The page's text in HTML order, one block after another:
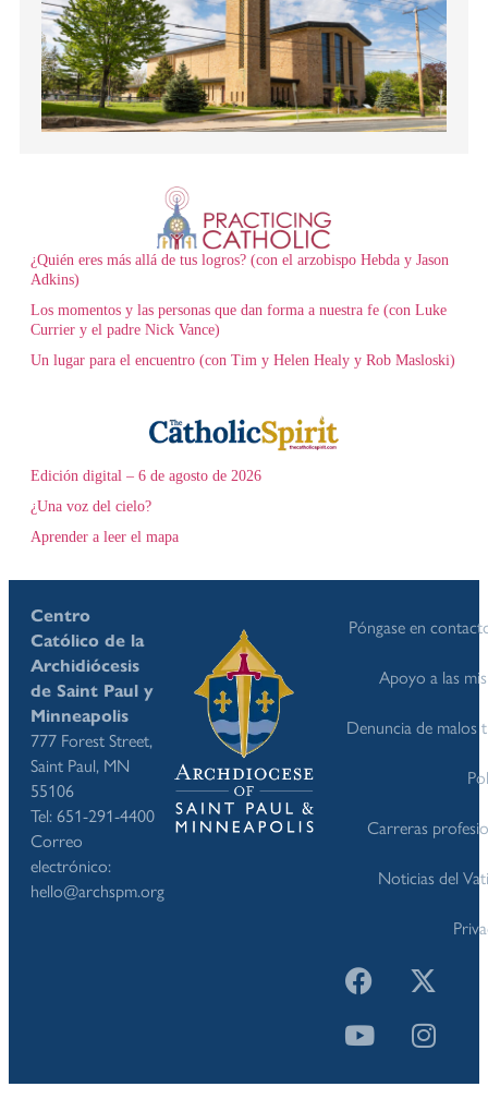
¿Quién eres más allá de tus logros? (con el arzobispo Hebda y Jason
Adkins)
Los momentos y las personas que dan forma a nuestra fe (con Luke
Currier y el padre Nick Vance)
Un lugar para el encuentro (con Tim y Helen Healy y Rob Masloski)
Edición digital – 6 de agosto de 2026
¿Una voz del cielo?
Aprender a leer el mapa
Centro
Católico de la
Archidiócesis
de Saint Paul y
Minneapolis
777 Forest Street,
Saint Paul, MN
55106
Tel: 651-291-4400
Correo
electrónico:
hello@archspm.org
Póngase en
Apoyo a las
Denuncia de malos
Carreras
Noticias del